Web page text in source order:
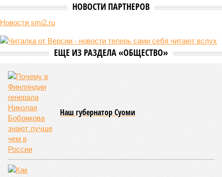
«Станция Л» продолжают ждать от компании Capital Group начала
реальной достройки (изображение сгенерировано ИИ)
Пока в Ярославском районе СВАО дольщики «Сказочного леса»
заключение о соответствии проектной документации и
разрешение на ввод жилищного комплекса в эксплуатацию –
совсем недалеко, в паре станций метро южнее, на Люблинской
улице, картина, можно сказать, прямо противоположная.
ЖК «Светлый мир «Станция Л»: та же группа компаний-
банкрот Seven Suns Development, та же
схема достройки через Capital Group осенью 2024 года, но
за прошедшие два года результатов, по словам дольщиков,